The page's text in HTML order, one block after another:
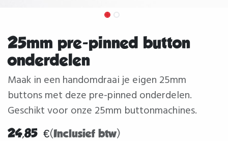
25mm pre-pinned button
onderdelen
Maak in een handomdraai je eigen 25mm
buttons met deze pre-pinned onderdelen.
Geschikt voor onze 25mm buttonmachines.
24,85 €(Inclusief btw)